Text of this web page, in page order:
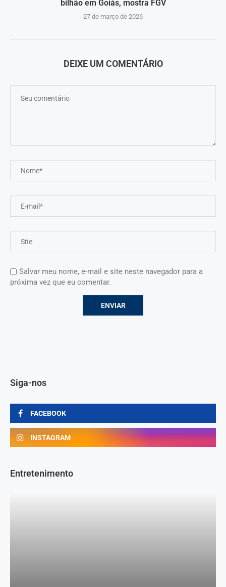
bilhão em Goiás, mostra FGV
27 de março de 2026
DEIXE UM COMENTÁRIO
Salvar meu nome, e-mail e site neste navegador para a
próxima vez que eu comentar.
Siga-nos
FACEBOOK
INSTAGRAM
Entretenimento